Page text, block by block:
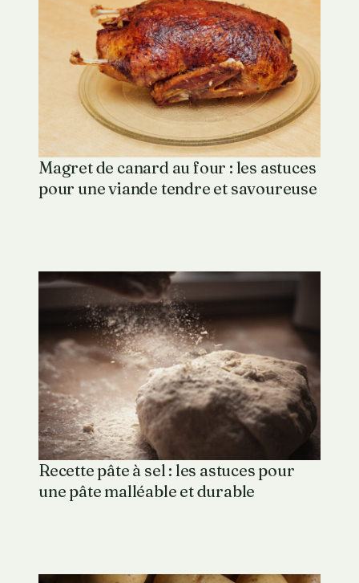
Magret de canard au four : les astuces
pour une viande tendre et savoureuse
Recette pâte à sel : les astuces pour
une pâte malléable et durable